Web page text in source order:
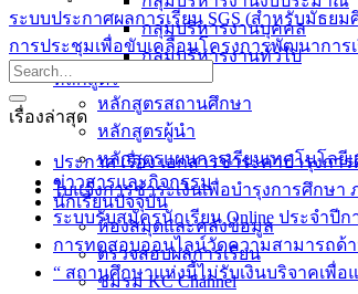
กลุ่มบริหารงานบุคคล
กลุ่มบริหารงานทั่วไป
หลักสูตร
หลักสูตรสถานศึกษา
หลักสูตรผู้นำ
หลักสูตรแผนการเรียนเทคโนโลยี
ข่าวสารและกิจกรรม
นักเรียนปัจจุบัน
ห้องสมุดและคลังข้อมูล
ตรวจสอบผลการเรียน
ชมรม KC Channel
ระบบประกาศผลการเรียน SGS (สำหรับมัธย
การประชุมเพื่อขับเคลื่อนโครงการพัฒนาการ
เรื่องล่าสุด
ประกาศ เรื่อง เอกสารชำระค่าบำรุงก
ใบแจ้งการชำระเงินเพื่อบำรุงการศึกษา
ระบบรับสมัครนักเรียน Online ประจำปีก
การทดสอบออนไลน์วัดความสามารถด้
“ สถานศึกษาแห่งนี้ไม่รับเงินบริจาคเพื่อ